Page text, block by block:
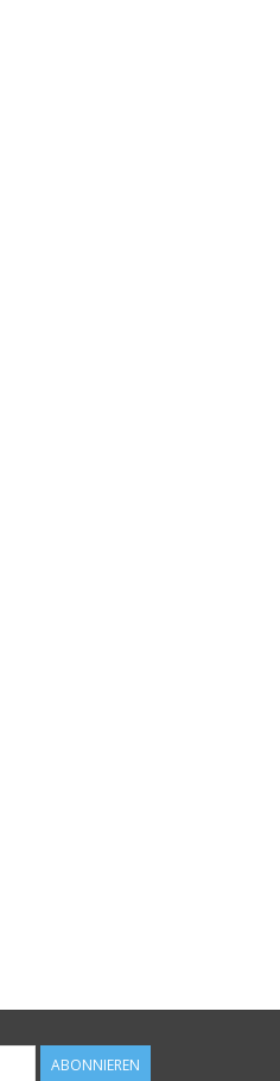
ABONNIEREN